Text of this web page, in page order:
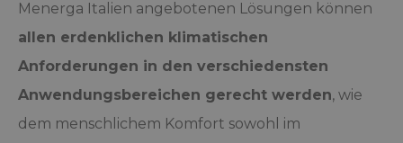
Menerga Italien angebotenen Lösungen können
allen erdenklichen klimatischen
Anforderungen in den verschiedensten
Anwendungsbereichen gerecht werden, wie
dem menschlichem Komfort sowohl im